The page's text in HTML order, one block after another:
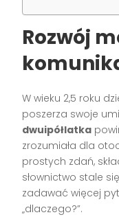
Rozwój
W wieku 2,5 roku
poszerza swoje
dwuipółlatka
zrozumiała dla
prostych zdań,
słownictwo stale
zadawać więcej
„dlaczego?”.